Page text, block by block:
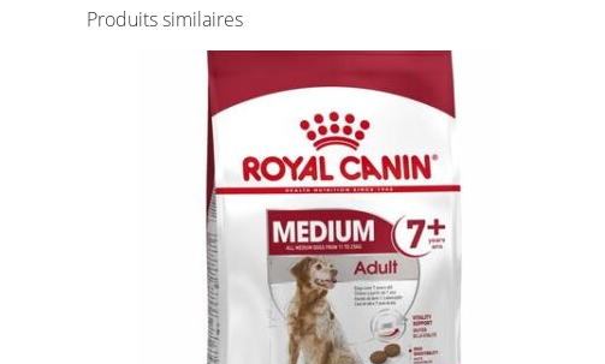
Produits similaires